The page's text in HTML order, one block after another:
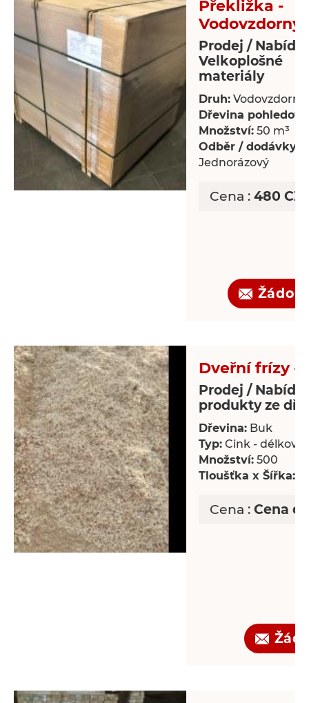
Překližka -
Vodovzdorný
Prodej /
Velkoplošné
materiály
Druh: Vodovzdorný
Dřevina
Množství: 50 m³
Odběr / dodávky:
Jednorázový
Cena : 480
Žádost
Dveřní frízy -
Prodej /
produkty ze
Dřevina: Buk
Typ: Cink - délkově
Množství: 500
Tloušťka x Šířka:
Cena : Cena